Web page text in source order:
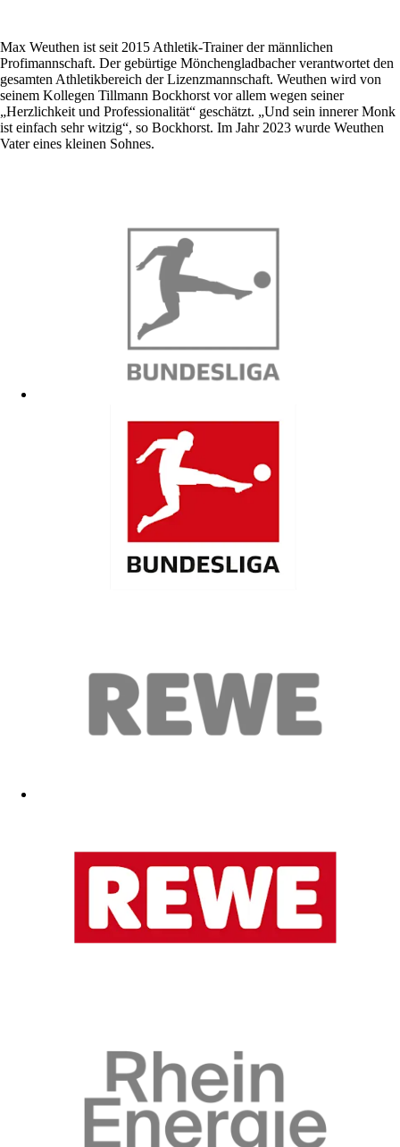
Max Weuthen ist seit 2015 Athletik-Trainer der männlichen
Profimannschaft. Der gebürtige Mönchengladbacher verantwortet den
gesamten Athletikbereich der Lizenzmannschaft. Weuthen wird von
seinem Kollegen Tillmann Bockhorst vor allem wegen seiner
„Herzlichkeit und Professionalität“ geschätzt. „Und sein innerer Monk
ist einfach sehr witzig“, so Bockhorst. Im Jahr 2023 wurde Weuthen
Vater eines kleinen Sohnes.